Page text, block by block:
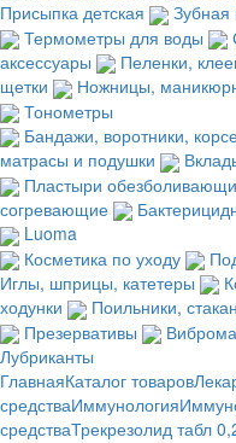
Присыпка детская
Зубная
Термометры для воды
аксессуары
Пеленки,
щетки
Ножницы,
Тонометры
Бандажи, воротники,
матрасы и подушки
Пластыри
согревающие
Luoma
Косметика по уходу
Иглы, шприцы, катетеры
ходунки
Поильники,
Презервативы
Лубриканты
ГлавнаяКаталог товаров
средстваИммунология
средстваТрекрезолид табл